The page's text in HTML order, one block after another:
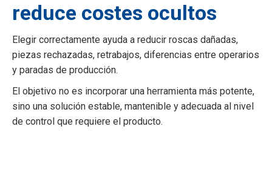
reduce costes ocultos
Elegir correctamente ayuda a reducir roscas dañadas,
piezas rechazadas, retrabajos, diferencias entre operarios
y paradas de producción.
El objetivo no es incorporar una herramienta más potente,
sino una solución estable, mantenible y adecuada al nivel
de control que requiere el producto.